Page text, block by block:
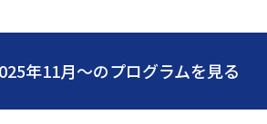
年11月～のプログラムを見る